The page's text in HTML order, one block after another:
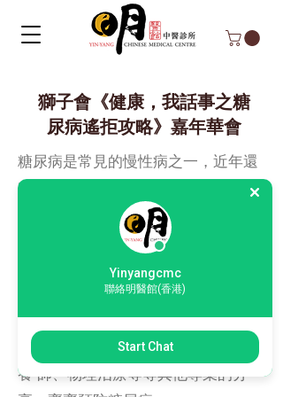
獅子會《健康，我話事之糖
尿病遙拒攻略》嘉年華會
糖尿病是常見的慢性病之一，近年還
有年青化的趨勢。
明醫館應獅子會的邀請，參與其舉辦
的《健康.我話事之糖尿遙”拒”攻略》
嘉年華會，以中醫 的角度講解糖尿病
常見的體質，預防保健的食療湯水和
穴位等。同場還有糖尿專科醫生、營
養 師、物理治療等等其他專業的分
Yinyangcmc
聯絡明醫館(香港)
Start Chat